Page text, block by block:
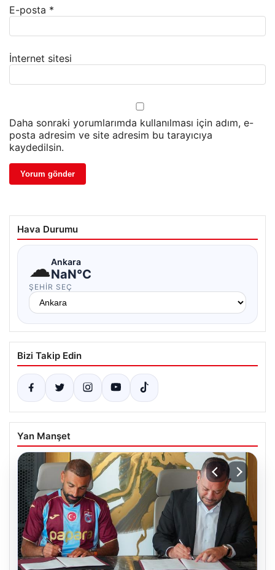
E-posta *
İnternet sitesi
Daha sonraki yorumlarımda kullanılması için adım, e-
posta adresim ve site adresim bu tarayıcıya
kaydedilsin.
Hava Durumu
☁Ankara
NaN°C
ŞEHIR SEÇ
Bizi Takip Edin
Yan Manşet